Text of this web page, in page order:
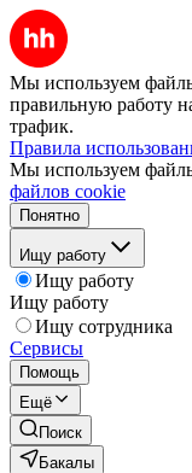
Мы используем
правильную работу
трафик.
Правила
Мы используем
файлов cookie
Понятно
Ищу работу
Ищу работу
Ищу работу
Ищу сотрудника
Сервисы
Помощь
Ещё
Поиск
Бакалы